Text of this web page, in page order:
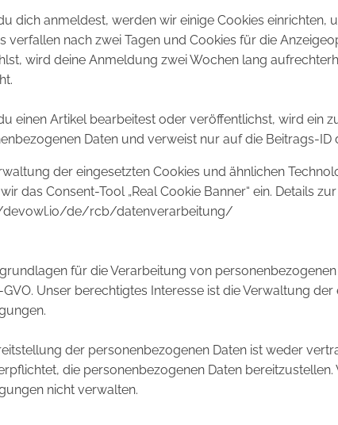
dich anmeldest, werden wir einige Cookies
verfallen nach zwei Tagen und Cookies für die
wird deine Anmeldung zwei Wochen lang
einen Artikel bearbeitest oder veröffentlichst, wird ein
Daten und verweist nur auf die Beitrags-
der eingesetzten Cookies und ähnlichen
das Consent-Tool „Real Cookie Banner“ ein. Details
devowl.io/de/rcb/datenverarbeitung/
für die Verarbeitung von
GVO. Unser berechtigtes Interesse ist die Verwaltung
der personenbezogenen Daten ist weder
die personenbezogenen Daten
nicht verwalten.